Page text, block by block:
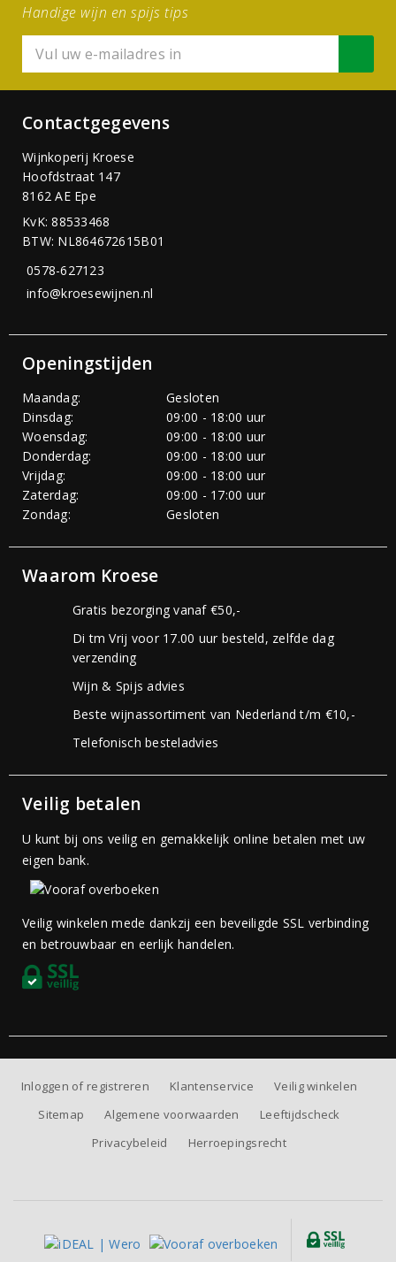
Handige wijn en spijs tips
Contactgegevens
Wijnkoperij Kroese
Hoofdstraat 147
8162 AE Epe
KvK: 88533468
BTW: NL864672615B01
0578-627123
info@kroesewijnen.nl
Openingstijden
Maandag:
Gesloten
Dinsdag:
09:00 - 18:00 uur
Woensdag:
09:00 - 18:00 uur
Donderdag:
09:00 - 18:00 uur
Vrijdag:
09:00 - 18:00 uur
Zaterdag:
09:00 - 17:00 uur
Zondag:
Gesloten
Waarom Kroese
Gratis bezorging vanaf €50,-
Di tm Vrij voor 17.00 uur besteld, zelfde dag
verzending
Wijn & Spijs advies
Beste wijnassortiment van Nederland t/m €10,-
Telefonisch besteladvies
Veilig betalen
U kunt bij ons veilig en gemakkelijk online betalen met uw
eigen bank.
Veilig winkelen mede dankzij een beveiligde SSL verbinding
en betrouwbaar en eerlijk handelen.
Inloggen of registreren Klantenservice
Veilig winkelen
Sitemap
Algemene voorwaarden
Leeftijdscheck
Privacybeleid
Herroepingsrecht